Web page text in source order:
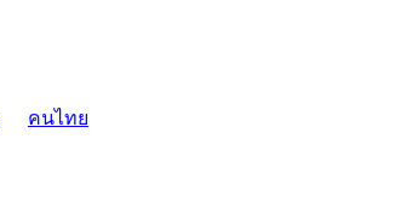
คนไทย